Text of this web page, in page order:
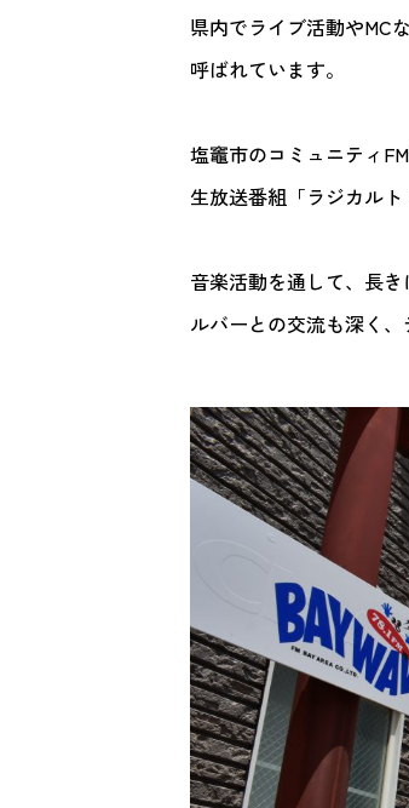
県内でライブ活動やMC
呼ばれています。
塩竈市のコミュニティ
生放送番組「ラジカルト
音楽活動を通して、長
ルバーとの交流も深く、